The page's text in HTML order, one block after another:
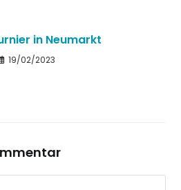
in Neumarkt
19/02/2023